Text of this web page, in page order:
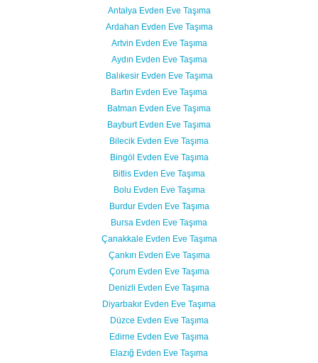
Antalya Evden Eve Taşıma
Ardahan Evden Eve Taşıma
Artvin Evden Eve Taşıma
Aydın Evden Eve Taşıma
Balıkesir Evden Eve Taşıma
Bartın Evden Eve Taşıma
Batman Evden Eve Taşıma
Bayburt Evden Eve Taşıma
Bilecik Evden Eve Taşıma
Bingöl Evden Eve Taşıma
Bitlis Evden Eve Taşıma
Bolu Evden Eve Taşıma
Burdur Evden Eve Taşıma
Bursa Evden Eve Taşıma
Çanakkale Evden Eve Taşıma
Çankırı Evden Eve Taşıma
Çorum Evden Eve Taşıma
Denizli Evden Eve Taşıma
Diyarbakır Evden Eve Taşıma
Düzce Evden Eve Taşıma
Edirne Evden Eve Taşıma
Elazığ Evden Eve Taşıma